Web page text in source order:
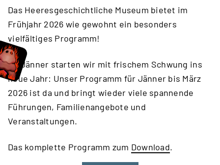
Das Heeresgeschichtliche Museum bietet im
Frühjahr 2026 wie gewohnt ein besonders
vielfältiges Programm!
Ab Jänner starten wir mit frischem Schwung ins
neue Jahr: Unser Programm für Jänner bis März
2026 ist da und bringt wieder viele spannende
Führungen, Familienangebote und
Veranstaltungen.
Das komplette Programm zum Download.